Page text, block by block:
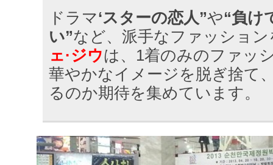
ドラマ‘スターの恋人”や“負け
い”など、派手なファッショ
ェ·ジウは、1着のみのファッ
華やかなイメージを脱ぎ捨て
るのか期待を集めています。